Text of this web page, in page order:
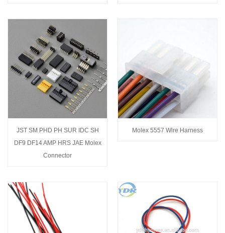
JST SM PHD PH SUR IDC SH
DF9 DF14 AMP HRS JAE Molex
Connector
Molex 5557 Wire Harness